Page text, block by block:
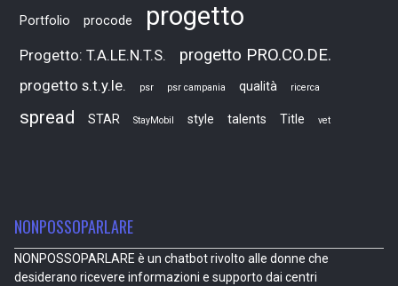
Portfolio procode progetto
Progetto: T.A.LE.N.T.S. progetto PRO.CO.DE.
progetto s.t.y.le. psr psr campania qualità ricerca
spread STAR StayMobil style talents Title vet
NONPOSSOPARLARE
NONPOSSOPARLARE è un chatbot rivolto alle donne che
desiderano ricevere informazioni e supporto dai centri